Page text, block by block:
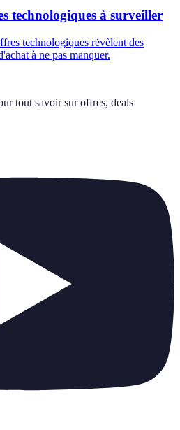
technologiques à surveiller
technologiques révèlent des
à ne pas manquer.
tout savoir sur offres, deals